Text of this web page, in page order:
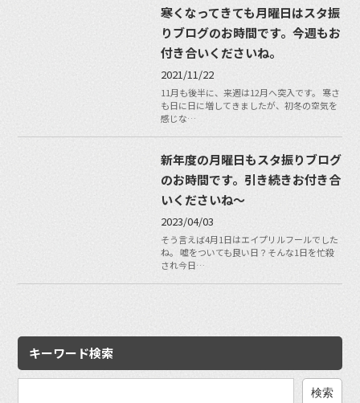
寒くなってきても月曜日はスタ振
りブログのお時間です。今週もお
付き合いくださいね。
2021/11/22
11月も後半に、来週は12月へ突入です。 寒さ
も日に日に増してきましたが、初冬の空気を
感じな…
新年度の月曜日もスタ振りブログ
のお時間です。引き続きお付き合
いくださいね〜
2023/04/03
そう言えば4月1日はエイプリルフールでした
ね。 嘘をついても良い日？そんな1日を忙殺
され今日…
キーワード検索